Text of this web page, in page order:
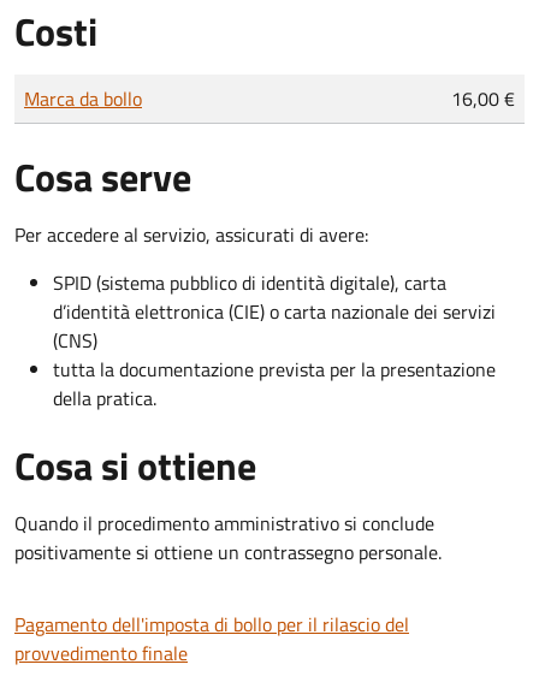
Costi
Tipo di pagamento
Importo
Marca da bollo 16,00 €
Cosa serve
Per accedere al servizio, assicurati di avere:
SPID (sistema pubblico di identità digitale), carta
d’identità elettronica (CIE) o carta nazionale dei servizi
(CNS)
tutta la documentazione prevista per la presentazione
della pratica.
Cosa si ottiene
Quando il procedimento amministrativo si conclude
positivamente si ottiene un contrassegno personale.
Pagamento dell'imposta di bollo per il rilascio del
provvedimento finale